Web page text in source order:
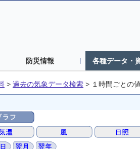
防災情報 各種データ・
> 過去の気象データ検索 > １時間ごとの